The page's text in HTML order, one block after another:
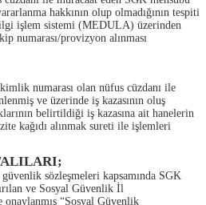
hakkının olup olmadığının tespiti
işlem sistemi (MEDULA) üzerinden
numarası/provizyon alınması
numarası olan nüfus cüzdanı ile
ve üzerinde iş kazasının oluş
belirtildiği iş kazasına ait hanelerin
kağıdı alınmak sureti ile işlemleri
sözleşmeleri kapsamında SGK
ve Sosyal Güvenlik İl
“Sosyal Güvenlik